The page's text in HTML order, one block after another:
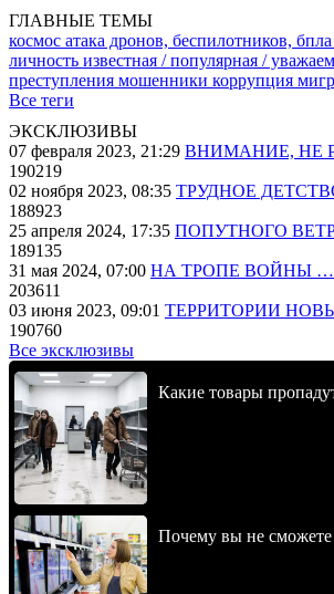
ГЛАВНЫЕ ТЕМЫ
космос атака дронов, беспилотников, бпла
личность известная / популярная /
преступления мошенники коррупция
Все теги
ЭКСКЛЮЗИВЫ
07 февраля 2023, 21:29 ВНИМАНИЕ, НЕ
190219
02 ноября 2023, 08:35 ТРУДНОЕ
188923
25 апреля 2024, 17:35 ПОПУТНОГО
189135
31 мая 2024, 07:00 НА ТРОПЕ ВОЙНЫ
203611
03 июня 2023, 09:01 ТЕРРИТОРИИ
190760
Все эксклюзивы
Какие товары
Почему вы не сможете